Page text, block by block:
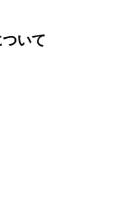
いて